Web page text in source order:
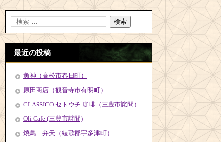
最近の投稿
魚神（高松市春日町）
原田商店（観音寺市有明町）
CLASSICO セトウチ 珈琲（三豊市詫間）
Oli Cafe (三豊市詫間)
焼鳥 弁天（綾歌郡宇多津町）